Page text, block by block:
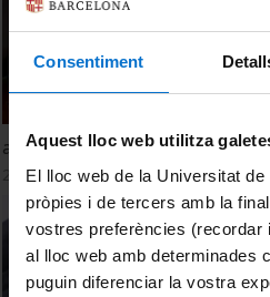
Consentiment
Aquest lloc web utilitza
El lloc web de la Universitat
pròpies i de tercers amb la
vostres preferències (recordar
al lloc web amb determinades
puguin diferenciar la vostra
ap2-hs, un gen important en el
20 Junio, 2016